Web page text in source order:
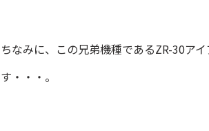
ちなみに、この兄弟機種であるZR-30ア
す・・・。